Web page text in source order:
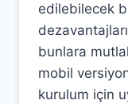
edilebilecek
bunlara
mobil
kurulum için